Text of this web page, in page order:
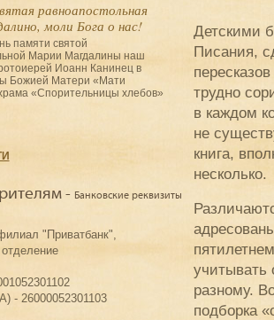
Детскими
Писания,
трудно
в каждом
не
книга,
несколько.
учитывать
разному.
подборка
равноапостольная
моли Бога о нас!
памяти святой
Марии Магдалины наш
Иоанн Канинец в
Божией Матери «Мати
«Спорительницы хлебов»
- Банковские реквизиты
"Приватбанк",
- 26000052301103